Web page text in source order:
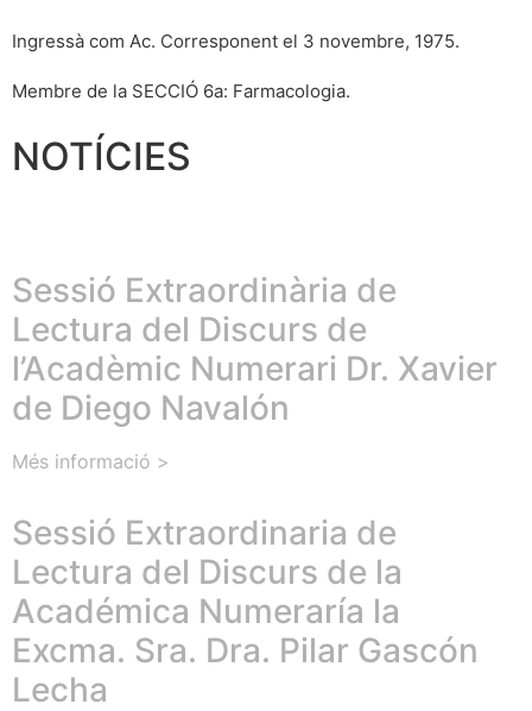
Ingressà com Ac. Corresponent el 3 novembre, 1975.
Membre de la SECCIÓ 6a: Farmacologia.
NOTÍCIES
Sessió Extraordinària de
Lectura del Discurs de
l’Acadèmic Numerari Dr. Xavier
de Diego Navalón
Més informació >
Sessió Extraordinaria de
Lectura del Discurs de la
Académica Numeraría la
Excma. Sra. Dra. Pilar Gascón
Lecha